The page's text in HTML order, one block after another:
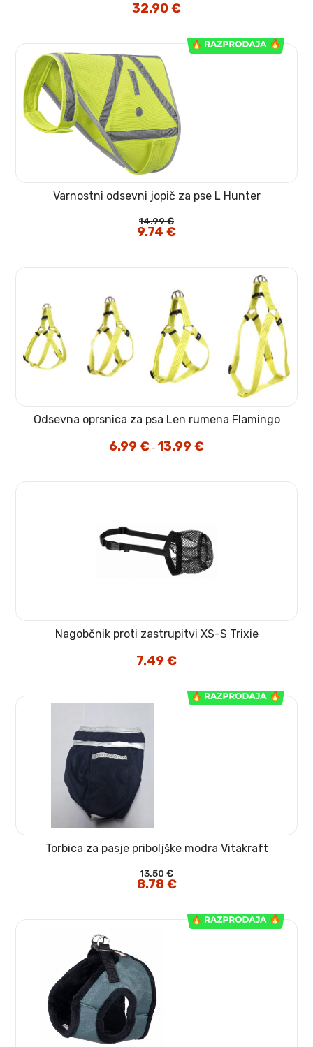
32.90€
Varnostni odsevni jopič za pse L Hunter
14.99€
Izvirna
cena
9.74 €Trenutna
cena
Odsevna oprsnica za psa Len rumena Flamingo
6.99€ – 13.99€Cenovni
razpon:
Nagobčnik proti zastrupitvi XS-S Trixie
7.49€
Torbica za pasje priboljške modra Vitakraft
13.50€
Izvirna
cena
8.78€Trenutna
cena